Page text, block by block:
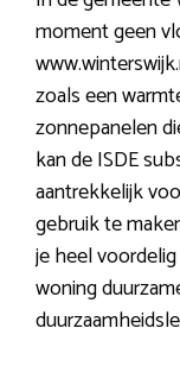
moment geen
zoals een
zonnepanelen
kan de ISDE
aantrekkelijk
gebruik te
je heel
woning